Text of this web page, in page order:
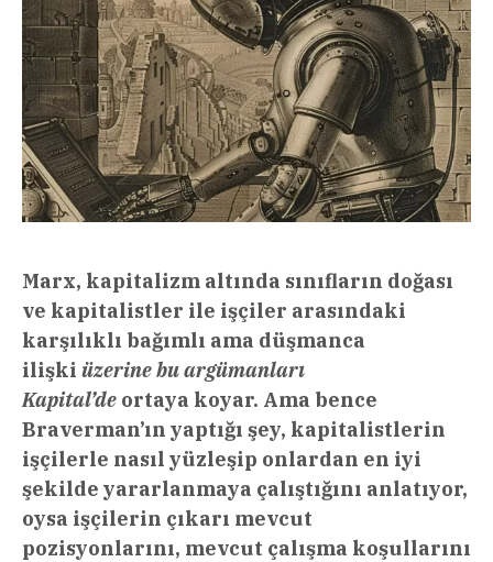
Marx, kapitalizm altında sınıfların doğası
ve kapitalistler ile işçiler arasındaki
karşılıklı bağımlı ama düşmanca
ilişki üzerine bu argümanları
Kapital’de ortaya koyar. Ama bence
Braverman’ın yaptığı şey, kapitalistlerin
işçilerle nasıl yüzleşip onlardan en iyi
şekilde yararlanmaya çalıştığını anlatıyor,
oysa işçilerin çıkarı mevcut
pozisyonlarını, mevcut çalışma koşullarını